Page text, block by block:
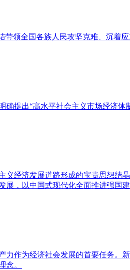
领全国各族人民攻坚克难、沉着
提出“高水平社会主义市场经济体
经济发展道路形成的宝贵思想结
，以中国式现代化全面推进强国
作为经济社会发展的首要任务。
念。